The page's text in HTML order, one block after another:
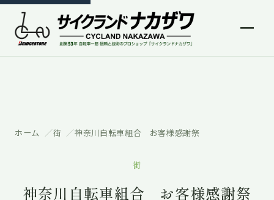
ホーム 街 神奈川自転車組合 お客様感謝祭
街
神奈川自転車組合 お客様感謝祭